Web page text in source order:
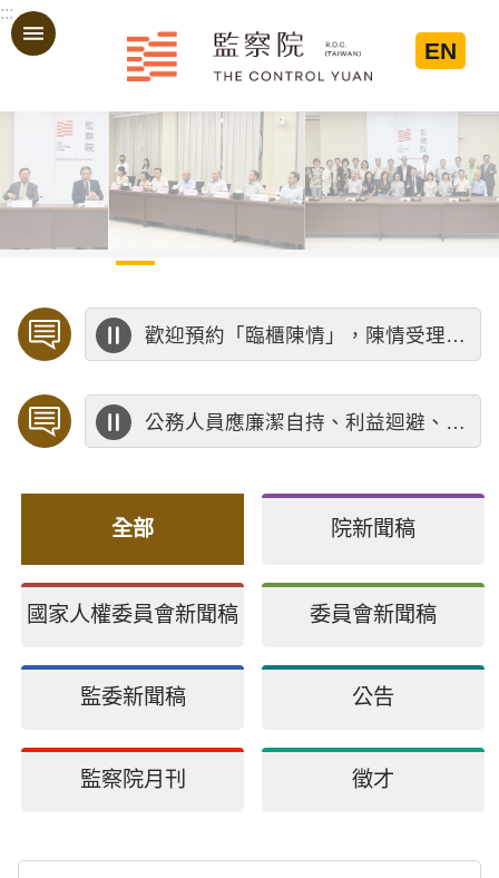
跳到主要內容區塊
:::
EN
歡迎預約「臨櫃陳情」，陳情受理中心將優先排定人員與您接談，釐清案情爭點後收案處理，以節省您的寶貴時間。
公務人員應廉潔自持、利益迴避、依法公正執行公務～考試院公務人員保障暨培訓委員會～
全部 院新聞稿
國家人權委員會新聞稿 委員會新聞稿
監委新聞稿 公告
監察院月刊 徵才